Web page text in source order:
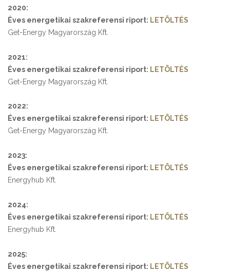
2020:
Éves energetikai szakreferensi riport: LETÖLTÉS
Get-Energy Magyarország Kft.
2021:
Éves energetikai szakreferensi riport: LETÖLTÉS
Get-Energy Magyarország Kft.
2022:
Éves energetikai szakreferensi riport: LETÖLTÉS
Get-Energy Magyarország Kft.
2023:
Éves energetikai szakreferensi riport: LETÖLTÉS
Energyhub Kft.
2024:
Éves energetikai szakreferensi riport: LETÖLTÉS
Energyhub Kft.
2025:
Éves energetikai szakreferensi riport: LETÖLTÉS